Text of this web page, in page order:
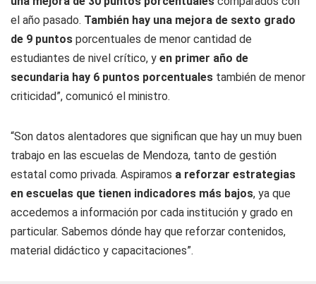
el año pasado. También hay una mejora de sexto grado
de 9 puntos porcentuales de menor cantidad de
estudiantes de nivel crítico, y en primer año de
secundaria hay 6 puntos porcentuales también de menor
criticidad”, comunicó el ministro.
“Son datos alentadores que significan que hay un muy buen
trabajo en las escuelas de Mendoza, tanto de gestión
estatal como privada. Aspiramos a reforzar estrategias
en escuelas que tienen indicadores más bajos, ya que
accedemos a información por cada institución y grado en
particular. Sabemos dónde hay que reforzar contenidos,
material didáctico y capacitaciones”.